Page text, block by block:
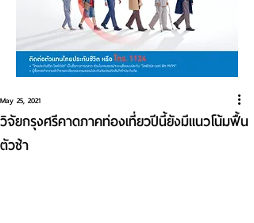
วิจัยกรุงศรีคาดภาคท่องเที่ยวปีนี้ยังมีแนวโน้มฟื้น
ตัวช้า
May 25, 2021